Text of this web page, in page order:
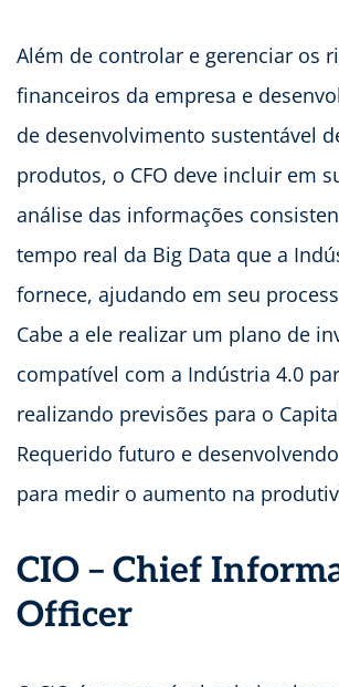
Além de controlar e gerenciar os
financeiros da empresa e
de desenvolvimento sustentável
produtos, o CFO deve incluir em
análise das informações
tempo real da Big Data que a
fornece, ajudando em seu
Cabe a ele realizar um plano de
compatível com a Indústria 4.0
realizando previsões para o
Requerido futuro e
para medir o aumento na
CIO – Chief
Officer